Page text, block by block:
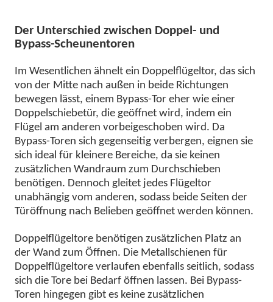
Der Unterschied zwischen Doppel- und
Bypass-Scheunentoren
Im Wesentlichen ähnelt ein Doppelflügeltor, das sich
von der Mitte nach außen in beide Richtungen
bewegen lässt, einem Bypass-Tor eher wie einer
Doppelschiebetür, die geöffnet wird, indem ein
Flügel am anderen vorbeigeschoben wird. Da
Bypass-Toren sich gegenseitig verbergen, eignen sie
sich ideal für kleinere Bereiche, da sie keinen
zusätzlichen Wandraum zum Durchschieben
benötigen. Dennoch gleitet jedes Flügeltor
unabhängig vom anderen, sodass beide Seiten der
Türöffnung nach Belieben geöffnet werden können.
Doppelflügeltore benötigen zusätzlichen Platz an
der Wand zum Öffnen. Die Metallschienen für
Doppelflügeltore verlaufen ebenfalls seitlich, sodass
sich die Tore bei Bedarf öffnen lassen. Bei Bypass-
Toren hingegen gibt es keine zusätzlichen